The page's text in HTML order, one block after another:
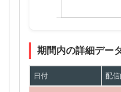
期間内の詳細デー
日付 配